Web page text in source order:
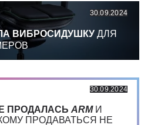
30.09.2024
ВИБРОСИДУШКУ ДЛЯ
30.09.2024
ПРОДАЛАСЬ ARMИ
ПРОДАВАТЬСЯ НЕ